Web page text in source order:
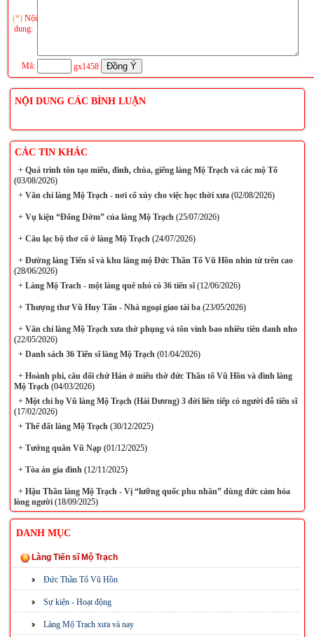
(*) Nội
dung:
Mã: gx1458
NỘI DUNG CÁC BÌNH LUẬN
CÁC TIN KHÁC
+Quá trình tôn tạo miếu, đình, chùa, giếng làng Mộ Trạch và các mộ Tổ
(03/08/2026)
+Văn chỉ làng Mộ Trạch - nơi cổ xúy cho việc học thời xưa(02/08/2026)
+Vụ kiện “Đống Dờm” của làng Mộ Trạch(25/07/2026)
+Câu lạc bộ thơ cổ ở làng Mộ Trạch(24/07/2026)
+Đường làng Tiến sĩ và khu lăng mộ Đức Thần Tổ Vũ Hồn nhìn từ trên cao
(28/06/2026)
+Làng Mộ Trach - một làng quê nhỏ có 36 tiến sĩ(12/06/2026)
+Thượng thư Vũ Huy Tấn - Nhà ngoại giao tài ba(23/05/2026)
+Văn chỉ làng Mộ Trạch xưa thờ phụng và tôn vinh bao nhiêu tiên danh nho
(22/05/2026)
+Danh sách 36 Tiến sĩ làng Mộ Trạch(01/04/2026)
+Hoành phi, câu đối chứ Hán ở miếu thờ đức Thần tổ Vũ Hồn và đình làng
Mộ Trạch(04/03/2026)
+Một chi họ Vũ làng Mộ Trạch (Hải Dương) 3 đời liên tiếp có người đỗ tiến sĩ
(17/02/2026)
+Thế đất làng Mộ Trạch(30/12/2025)
+Tướng quân Vũ Nạp(01/12/2025)
+Tòa án gia đình(12/11/2025)
+Hậu Thần làng Mộ Trạch - Vị “lưỡng quốc phu nhân” dùng đức cảm hóa
lòng người(18/09/2025)
DANH MỤC
Làng Tiến sĩ Mộ Trạch
Đức Thần Tổ Vũ Hồn
Sự kiện - Hoạt động
Làng Mộ Trạch xưa và nay